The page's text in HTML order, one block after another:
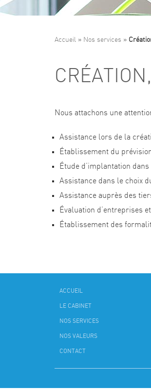
Accueil » Nos services »
Nous attachons une
Assistance lors de la
Établissement du
Étude d’implantation
Assistance dans le choix
Assistance auprès des
Évaluation d’entreprises
Établissement des
ACCUEIL
LE CABINET
NOS SERVICES
NOS VALEURS
CONTACT